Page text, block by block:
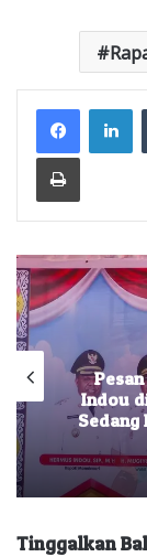
Facebook
Print
Indou
Sedang
Tinggalkan